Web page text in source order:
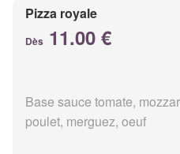
Pizza royale
Dès 11.00 €
Base sauce tomate,
poulet, merguez, oeuf